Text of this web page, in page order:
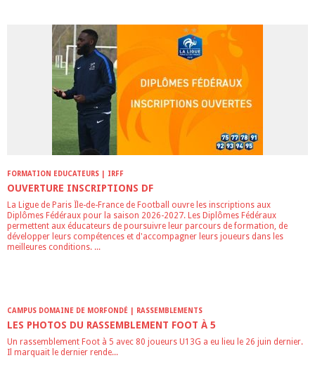
FORMATION EDUCATEURS | IRFF
OUVERTURE INSCRIPTIONS DF
La Ligue de Paris Île-de-France de Football ouvre les inscriptions aux
Diplômes Fédéraux pour la saison 2026-2027. Les Diplômes Fédéraux
permettent aux éducateurs de poursuivre leur parcours de formation, de
développer leurs compétences et d'accompagner leurs joueurs dans les
meilleures conditions. ...
CAMPUS DOMAINE DE MORFONDÉ | RASSEMBLEMENTS
LES PHOTOS DU RASSEMBLEMENT FOOT À 5
Un rassemblement Foot à 5 avec 80 joueurs U13G a eu lieu le 26 juin dernier.
Il marquait le dernier rende...